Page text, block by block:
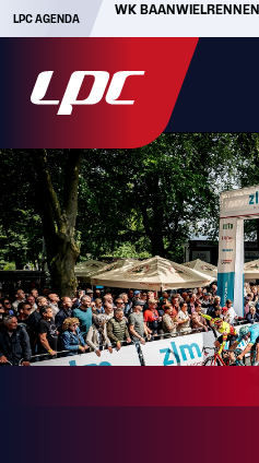
LPC AGENDA
WK BAANWIELRENNEN